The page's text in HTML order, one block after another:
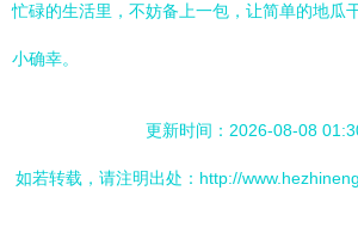
忙碌的生活里，不妨备上一包，让简单的地瓜
小确幸。
更新时间：2026-08-08
如若转载，请注明出处：http://